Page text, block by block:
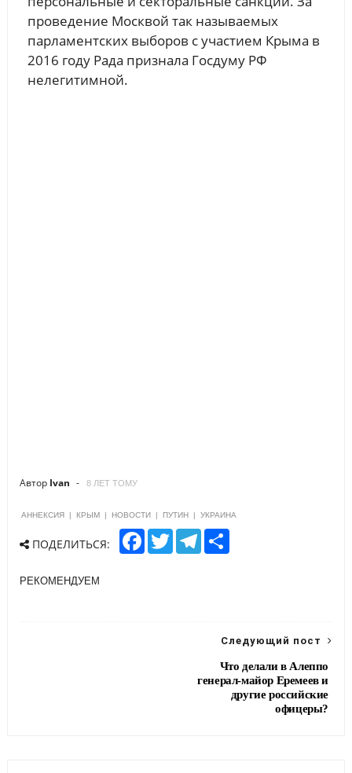
проведение Москвой так называемых
парламентских выборов с участием Крыма в
2016 году Рада признала Госдуму РФ
нелегитимной.
Автор Ivan 8 ЛЕТ ТОМУ
АННЕКСИЯ КРЫМ НОВОСТИ ПУТИН УКРАИНА
ПОДЕЛИТЬСЯ:
F
T
T
e
S
РЕКОМЕНДУЕМ
Следующий пост
Что делали в Алеппо
генерал-майор Еремеев и
другие российские
офицеры?